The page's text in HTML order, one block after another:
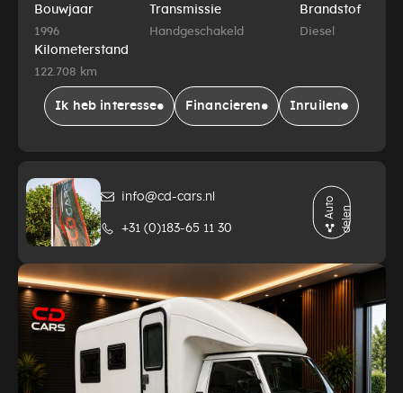
Bouwjaar
1996
Transmissie
Handgeschakeld
Brandstof
Diesel
Kilometerstand
122.708 km
Ik heb interesse Financieren Inruilen
info@cd-cars.nl
+31 (0)183-65 11 30
A u
t
o
d
e
l
e n